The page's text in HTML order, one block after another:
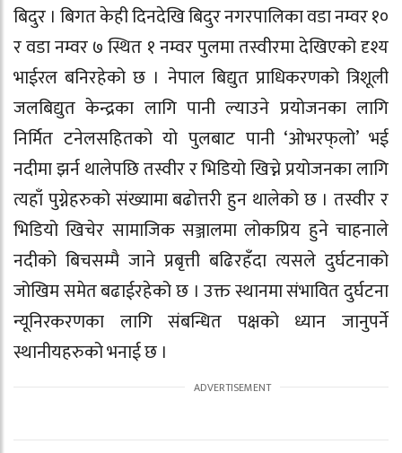
बिदुर । बिगत केही दिनदेखि बिदुर नगरपालिका वडा नम्वर १०
र वडा नम्वर ७ स्थित १ नम्वर पुलमा तस्वीरमा देखिएको दृश्य
भाईरल बनिरहेको छ । नेपाल बिद्युत प्राधिकरणको त्रिशूली
जलबिद्युत केन्द्रका लागि पानी ल्याउने प्रयोजनका लागि
निर्मित टनेलसहितको यो पुलबाट पानी ‘ओभरफ्‌लो’ भई
नदीमा झर्न थालेपछि तस्वीर र भिडियो खिच्ने प्रयोजनका लागि
त्यहाँ पुग्नेहरुको संख्यामा बढोत्तरी हुन थालेको छ । तस्वीर र
भिडियो खिचेर सामाजिक सञ्जालमा लोकप्रिय हुने चाहनाले
नदीको बिचसम्मै जाने प्रबृत्ती बढिरहँदा त्यसले दुर्घटनाको
जोखिम समेत बढाईरहेको छ । उक्त स्थानमा संभावित दुर्घटना
न्यूनिरकरणका लागि संबन्धित पक्षको ध्यान जानुपर्ने
स्थानीयहरुको भनाई छ ।